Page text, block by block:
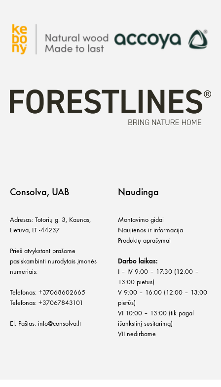
Consolva, UAB
Adresas: Totorių g. 3, Kaunas,
Lietuva, LT -44237
Prieš atvykstant prašome
pasiskambinti nurodytais įmonės
numeriais:
Telefonas: +37068602665
Telefonas: +37067843101
El. Paštas: info@consolva.lt
Naudinga
Montavimo gidai
Naujienos ir informacija
Produktų aprašymai
Darbo laikas:
I – IV 9:00 – 17:30 (12:00 –
13:00 pietūs)
V 9:00 – 16:00 (12:00 – 13:00
pietūs)
VI 10:00 – 13:00 (tik pagal
išankstinį susitarimą)
VII nedirbame